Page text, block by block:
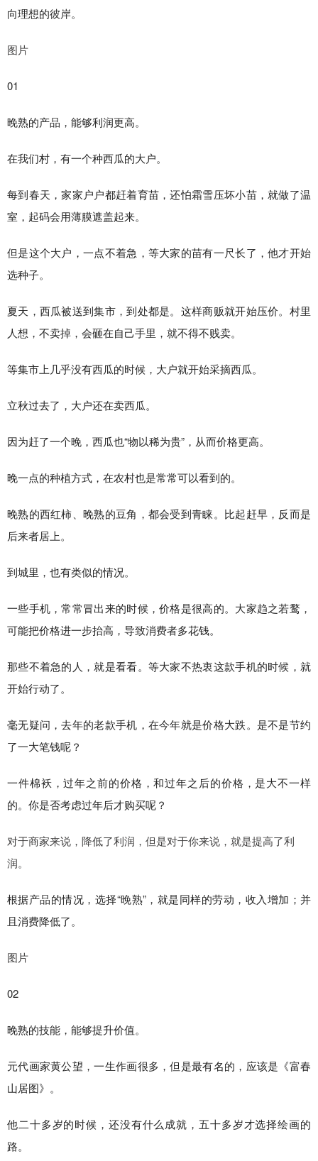
向理想的彼岸。
图片
01
晚熟的产品，能够利润更高。
在我们村，有一个种西瓜的大户。
每到春天，家家户户都赶着育苗，还怕霜雪压坏小苗，就做了温
室，起码会用薄膜遮盖起来。
但是这个大户，一点不着急，等大家的苗有一尺长了，他才开始
选种子。
夏天，西瓜被送到集市，到处都是。这样商贩就开始压价。村里
人想，不卖掉，会砸在自己手里，就不得不贱卖。
等集市上几乎没有西瓜的时候，大户就开始采摘西瓜。
立秋过去了，大户还在卖西瓜。
因为赶了一个晚，西瓜也“物以稀为贵”，从而价格更高。
晚一点的种植方式，在农村也是常常可以看到的。
晚熟的西红柿、晚熟的豆角，都会受到青睐。比起赶早，反而是
后来者居上。
到城里，也有类似的情况。
一些手机，常常冒出来的时候，价格是很高的。大家趋之若鹜，
可能把价格进一步抬高，导致消费者多花钱。
那些不着急的人，就是看看。等大家不热衷这款手机的时候，就
开始行动了。
毫无疑问，去年的老款手机，在今年就是价格大跌。是不是节约
了一大笔钱呢？
一件棉袄，过年之前的价格，和过年之后的价格，是大不一样
的。你是否考虑过年后才购买呢？
对于商家来说，降低了利润，但是对于你来说，就是提高了利
润。
根据产品的情况，选择“晚熟”，就是同样的劳动，收入增加；并
且消费降低了。
图片
02
晚熟的技能，能够提升价值。
元代画家黄公望，一生作画很多，但是最有名的，应该是《富春
山居图》。
他二十多岁的时候，还没有什么成就，五十多岁才选择绘画的
路。